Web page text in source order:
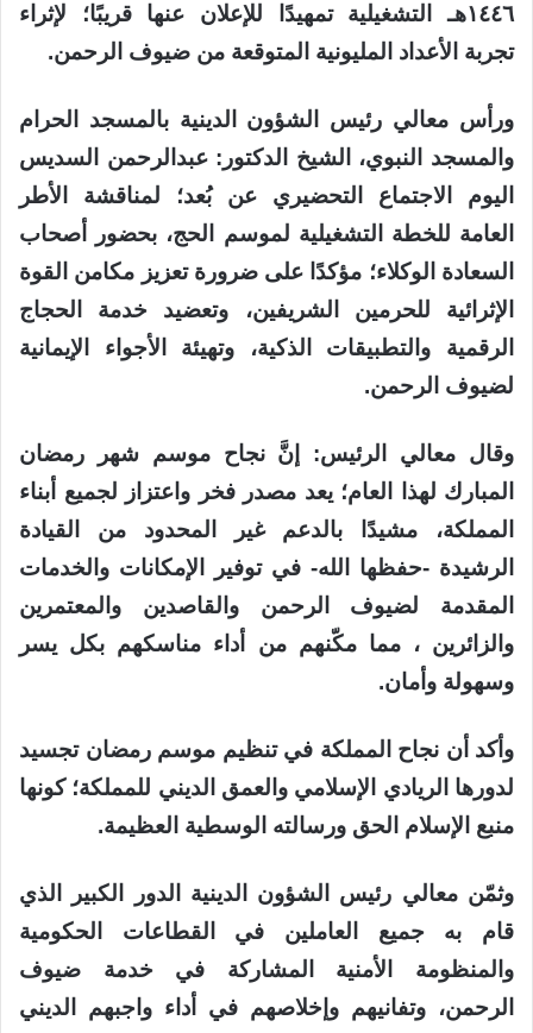
١٤٤٦هـ التشغيلية تمهيدًا للإعلان عنها قريبًا؛ لإثراء
تجربة الأعداد المليونية المتوقعة من ضيوف الرحمن.
ورأس معالي رئيس الشؤون الدينية بالمسجد الحرام
والمسجد النبوي، الشيخ الدكتور: عبدالرحمن السديس
اليوم الاجتماع التحضيري عن بُعد؛ لمناقشة الأطر
العامة للخطة التشغيلية لموسم الحج، بحضور أصحاب
السعادة الوكلاء؛ مؤكدًا على ضرورة تعزيز مكامن القوة
الإثرائية للحرمين الشريفين، وتعضيد خدمة الحجاج
الرقمية والتطبيقات الذكية، وتهيئة الأجواء الإيمانية
لضيوف الرحمن.
وقال معالي الرئيس: إنَّ نجاح موسم شهر رمضان
المبارك لهذا العام؛ يعد مصدر فخر واعتزاز لجميع أبناء
المملكة، مشيدًا بالدعم غير المحدود من القيادة
الرشيدة -حفظها الله- في توفير الإمكانات والخدمات
المقدمة لضيوف الرحمن والقاصدين والمعتمرين
والزائرين ، مما مكّنهم من أداء مناسكهم بكل يسر
وسهولة وأمان.
وأكد أن نجاح المملكة في تنظيم موسم رمضان تجسيد
لدورها الريادي الإسلامي والعمق الديني للمملكة؛ كونها
منبع الإسلام الحق ورسالته الوسطية العظيمة.
وثمّن معالي رئيس الشؤون الدينية الدور الكبير الذي
قام به جميع العاملين في القطاعات الحكومية
والمنظومة الأمنية المشاركة في خدمة ضيوف
الرحمن، وتفانيهم وإخلاصهم في أداء واجبهم الديني